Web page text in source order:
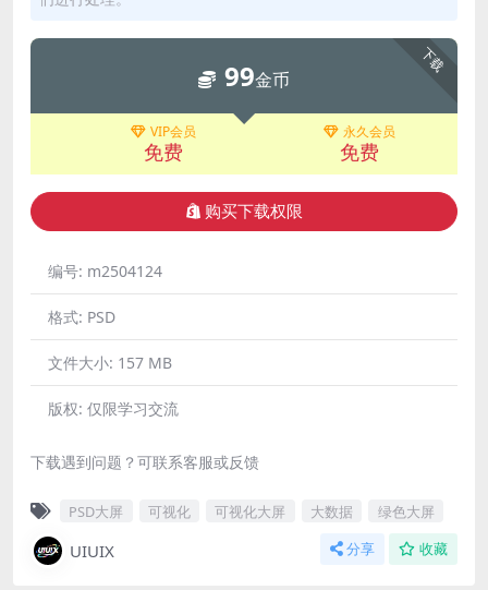
下载
99金币
VIP会员
免费
永久会员
免费
购买下载权限
编号: m2504124
格式: PSD
文件大小: 157 MB
版权: 仅限学习交流
下载遇到问题？可联系客服或反馈
PSD大屏 可视化 可视化大屏 大数据 绿色大屏
UIUIX 分享 收藏